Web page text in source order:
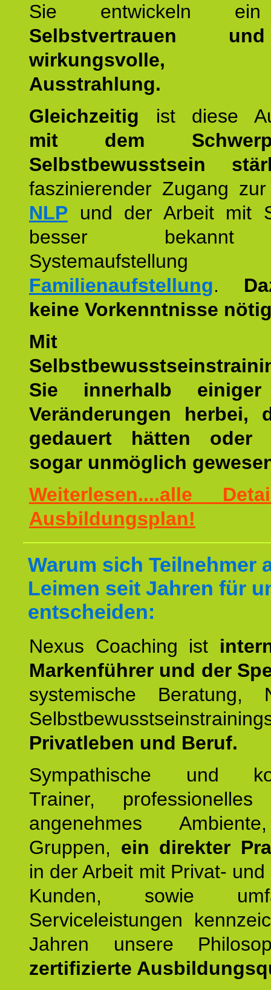
Sie entwickeln ein
Selbstvertrauen
wirkungsvolle,
Ausstrahlung.
Gleichzeitig ist diese
mit dem
Selbstbewusstsein
faszinierender Zugang
NLP und der Arbeit mit
besser
Familienaufstellung.
keine Vorkenntnisse
Mit
Sie innerhalb einiger
Veränderungen herbei,
gedauert hätten oder
sogar unmöglich
Weiterlesen....alle
Ausbildungsplan!
Warum sich Teilnehmer
Leimen seit Jahren für
entscheiden:
Nexus Coaching ist
Markenführer und der
systemische Beratung,
Privatleben und Beruf.
Sympathische und
Trainer, professionelles
angenehmes
Gruppen, ein direkter
in der Arbeit mit Privat-
Kunden, sowie
Serviceleistungen
Jahren unsere
zertifizierte